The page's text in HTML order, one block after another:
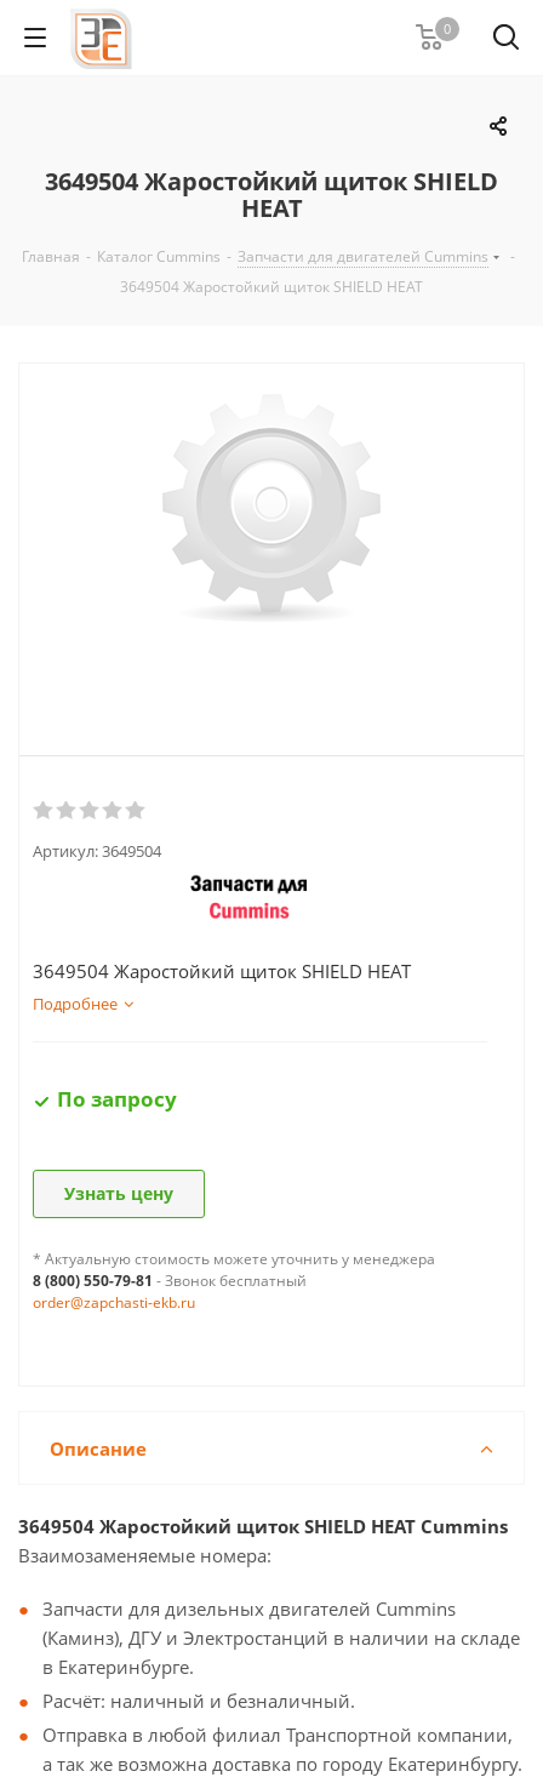
0
3649504 Жаростойкий щиток SHIELD
HEAT
Главная - Каталог Cummins - Запчасти для двигателей Cummins
-
3649504 Жаростойкий щиток SHIELD HEAT
Артикул:3649504
3649504 Жаростойкий щиток SHIELD HEAT
Подробнее
По запросу
Узнать цену
* Актуальную стоимость можете уточнить у менеджера
8 (800) 550-79-81 - Звонок бесплатный
order@zapchasti-ekb.ru
Описание
3649504 Жаростойкий щиток SHIELD HEAT Cummins
Взаимозаменяемые номера:
Запчасти для дизельных двигателей Cummins
(Каминз), ДГУ и Электростанций в наличии на складе
в Екатеринбурге.
Расчёт: наличный и безналичный.
Отправка в любой филиал Транспортной компании,
а так же возможна доставка по городу Екатеринбургу.